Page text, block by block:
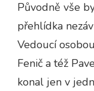
Původně vše
přehlídka
Vedoucí
Fenič a též
konal jen v